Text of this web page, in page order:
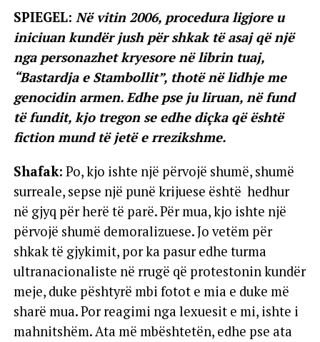
SPIEGEL: Në vitin 2006, procedura ligjore u
iniciuan kundër jush për shkak të asaj që një
nga personazhet kryesore në librin tuaj,
“Bastardja e Stambollit”, thotë në lidhje me
genocidin armen. Edhe pse ju liruan, në fund
të fundit, kjo tregon se edhe diçka që është
fiction mund të jetë e rrezikshme.
Shafak: Po, kjo ishte një përvojë shumë, shumë
surreale, sepse një punë krijuese është hedhur
në gjyq për herë të parë. Për mua, kjo ishte një
përvojë shumë demoralizuese. Jo vetëm për
shkak të gjykimit, por ka pasur edhe turma
ultranacionaliste në rrugë që protestonin kundër
meje, duke pështyrë mbi fotot e mia e duke më
sharë mua. Por reagimi nga lexuesit e mi, ishte i
mahnitshëm. Ata më mbështetën, edhe pse ata